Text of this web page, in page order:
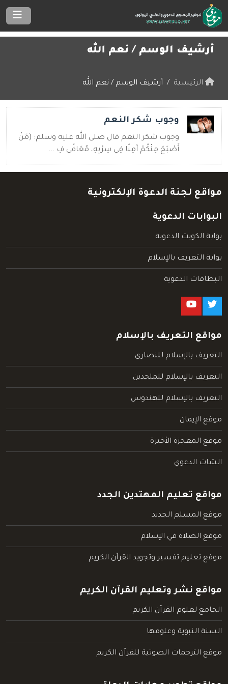
أرشيف الوسم / نعم الله
الرئيسية أرشيف الوسم / نعم الله
وجوب شكر النعم
وجوب شكر النعم قال صلى الله عليه وسلم: (مَنْ
أَصْبَحَ مِنْكُمْ آمِنًا فِي سِرْبِهِ، مُعَافًى فِ ...
مواقع لجنة الدعوة الإلكترونية
البوابات الدعوية
بوابة الكويت الدعوية
بوابة التعريف بالإسلام
البطاقات الدعوية
مواقع التعريف بالإسلام
التعريف بالإسلام للنصارى
التعريف بالإسلام للملحدين
التعريف بالإسلام للهندوس
موقع الإيمان
موقع المعجزة الأخيرة
الشات الدعوي
مواقع تعليم المهتدين الجدد
موقع المسلم الجديد
موقع الصلاة في الإسلام
موقع تعليم تفسير وتجويد القرآن الكريم
مواقع نشر وتعليم القرآن الكريم
الجامع لعلوم القرآن الكريم
السنة النبوية وعلومها
موقع الترجمات الصوتية للقرآن الكريم